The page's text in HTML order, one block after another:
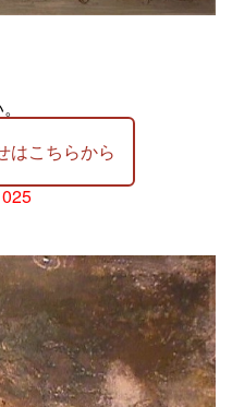
はこちらから